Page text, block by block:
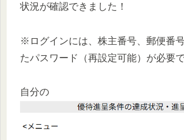
状況が確認できました！
※ログインには、株主番号、郵便番
たパスワード（再設定可能）が必要で
自分の